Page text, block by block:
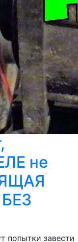
не
попытки завести